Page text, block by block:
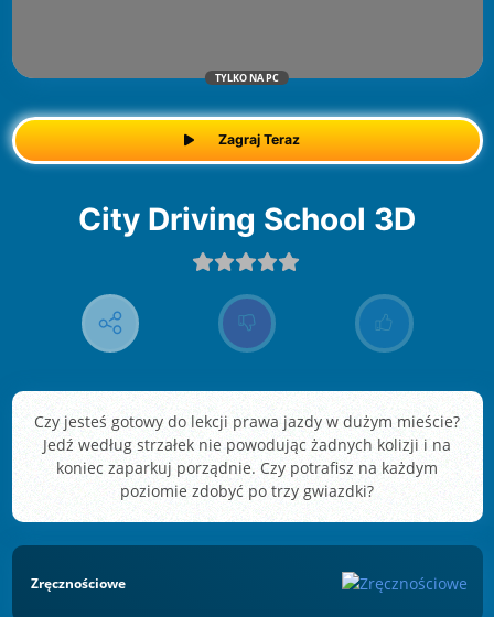
TYLKO NA PC
Zagraj Teraz
City Driving School 3D
Czy jesteś gotowy do lekcji prawa jazdy w dużym mieście?
Jedź według strzałek nie powodując żadnych kolizji i na
koniec zaparkuj porządnie. Czy potrafisz na każdym
poziomie zdobyć po trzy gwiazdki?
Zręcznościowe